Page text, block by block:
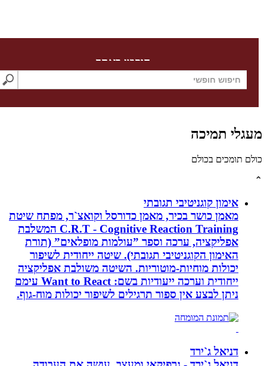
חיפוש באתר
תמיכה
בכולם
אימון קוגניטיבי תגובתי
מאמן כושר בכיר, מאמן כדורסל וקואצ`ר, מפתח שיטת
C.R.T - Cognitive Reaction Training המשלבת
אפליקציה, ערכה וספר ”עולמות מופלאים” (תורת
האימון הקוגניטיבי תגובתי). שיטה ייחודית לשיפור
יכולות מוחיות-מוטוריות. השיטה משולבת אפליקציה
ייחודית וערכה ייעודיות בשם: Want to React עימם
ניתן לבצע אין ספור תרגילים לשיפור יכולות מוח-גוף.
דניאל ג`ירד